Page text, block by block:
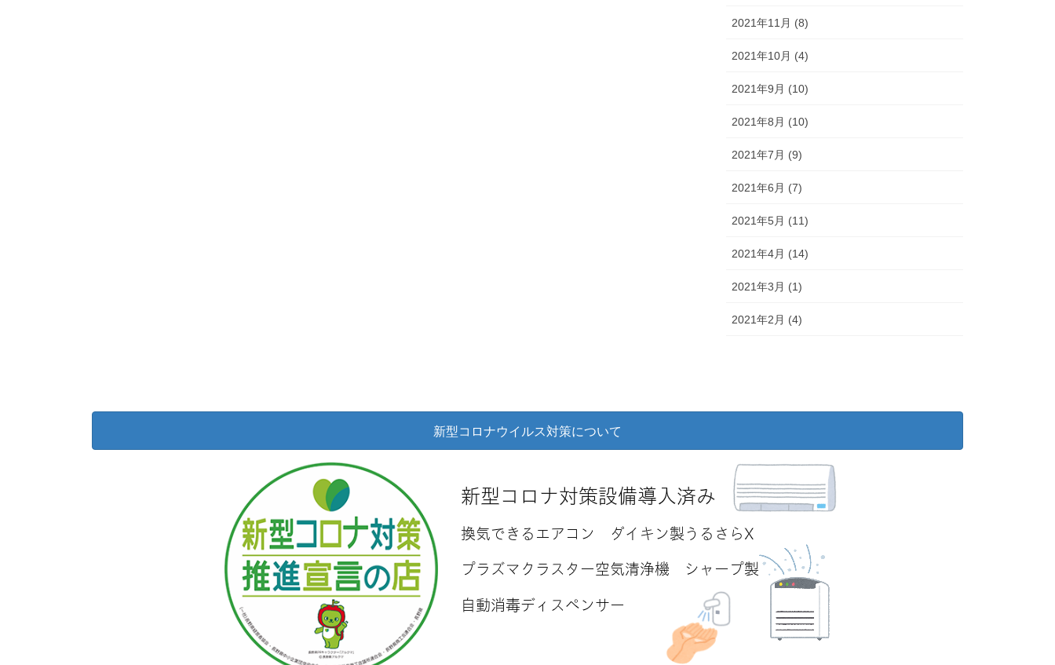
2021年11月 (8)
2021年10月 (4)
2021年9月 (10)
2021年8月 (10)
2021年7月 (9)
2021年6月 (7)
2021年5月 (11)
2021年4月 (14)
2021年3月 (1)
2021年2月 (4)
新型コロナウイルス対策について